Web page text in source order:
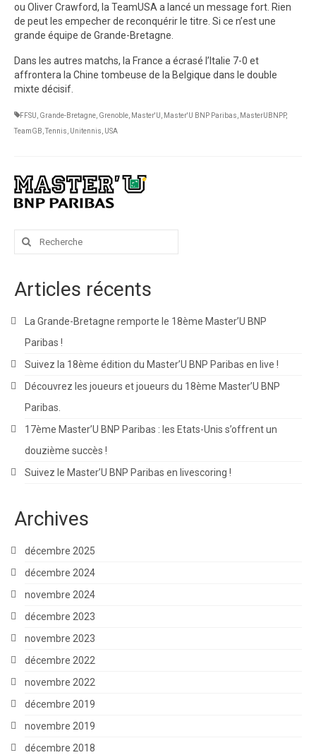
ou Oliver Crawford, la TeamUSA a lancé un message fort. Rien
de peut les empecher de reconquérir le titre. Si ce n’est une
grande équipe de Grande-Bretagne.
Dans les autres matchs, la France a écrasé l’Italie 7-0 et
affrontera la Chine tombeuse de la Belgique dans le double
mixte décisif.
FFSU Grande-Bretagne Grenoble Master'U Master'U BNP Paribas MasterUBNPP,
TeamGB ,Tennis Unitennis USA
Rechercher
Articles récents
La Grande-Bretagne remporte le 18ème Master’U BNP
Paribas !
Suivez la 18ème édition du Master’U BNP Paribas en live !
Découvrez les joueurs et joueurs du 18ème Master’U BNP
Paribas.
17ème Master’U BNP Paribas : les Etats-Unis s’offrent un
douzième succès !
Suivez le Master’U BNP Paribas en livescoring !
Archives
décembre 2025
décembre 2024
novembre 2024
décembre 2023
novembre 2023
décembre 2022
novembre 2022
décembre 2019
novembre 2019
décembre 2018